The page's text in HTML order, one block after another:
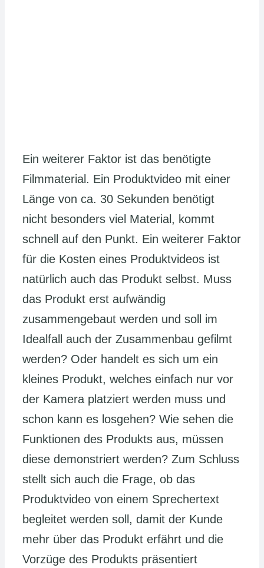
Ein weiterer Faktor ist das benötigte
Filmmaterial. Ein Produktvideo mit einer
Länge von ca. 30 Sekunden benötigt
nicht besonders viel Material, kommt
schnell auf den Punkt. Ein weiterer Faktor
für die Kosten eines Produktvideos ist
natürlich auch das Produkt selbst. Muss
das Produkt erst aufwändig
zusammengebaut werden und soll im
Idealfall auch der Zusammenbau gefilmt
werden? Oder handelt es sich um ein
kleines Produkt, welches einfach nur vor
der Kamera platziert werden muss und
schon kann es losgehen? Wie sehen die
Funktionen des Produkts aus, müssen
diese demonstriert werden? Zum Schluss
stellt sich auch die Frage, ob das
Produktvideo von einem Sprechertext
begleitet werden soll, damit der Kunde
mehr über das Produkt erfährt und die
Vorzüge des Produkts präsentiert